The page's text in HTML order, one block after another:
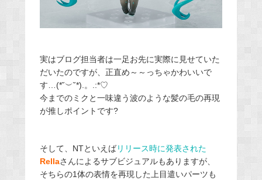
実はブログ担当者は一足お先に実際に見せていた
だいたのですが、正直め～～っちゃかわいいで
す…(*˘︶˘*).。.:*♡
今までのミクと一味違う波のような髪の毛の再現
が推しポイントです?
そして、NTといえばリリース時に発表された
Rellaさんによるサブビジュアルもありますが、
そちらの1体の表情を再現した上目遣いパーツも